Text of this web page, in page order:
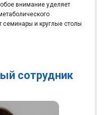
внимание уделяет
семинары и круглые столы
сотрудник